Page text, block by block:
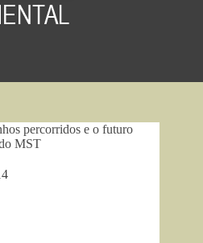
percorridos e o futuro
MST